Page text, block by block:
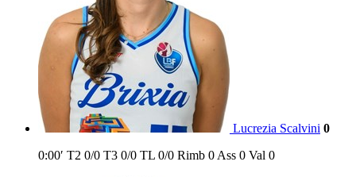
Lucrezia Scalvini 0
0:00′ T2 0/0 T3 0/0 TL 0/0 Rimb 0 Ass 0 Val 0